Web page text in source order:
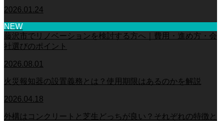
2026.01.24
NEW
藤沢市でリノベーションを検討する方へ｜費用・進め方・会
社選びのポイント
2026.08.01
火災報知器の設置義務とは？使用期限はあるのかを解説
2026.04.18
外構はコンクリートと芝生どっちが良い？それぞれの特徴と